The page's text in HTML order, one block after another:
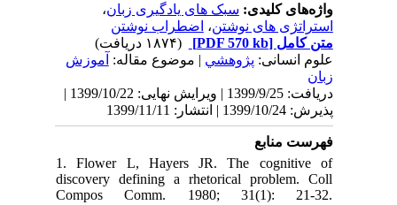
واژه‌های کلیدی:سبک های یادگیری زبان،
استراتژی های نوشتن،اضطراب نوشتن
متن کامل[PDF 570 kb]
علوم انسانی:پژوهشي| موضوع مقاله:آموزش
زبان
دریافت: 1399/9/25 | ویرایش نهایی: 1399/10/22 |
پذیرش: 1399/10/24 | انتشار: 1399/11/11
فهرست منابع
1. Flower L, Hayers JR. The cognitive of
discovery defining a rhetorical problem. Coll
Compos Comm. 1980; 31(1): 21-32.